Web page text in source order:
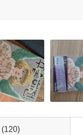
(120)